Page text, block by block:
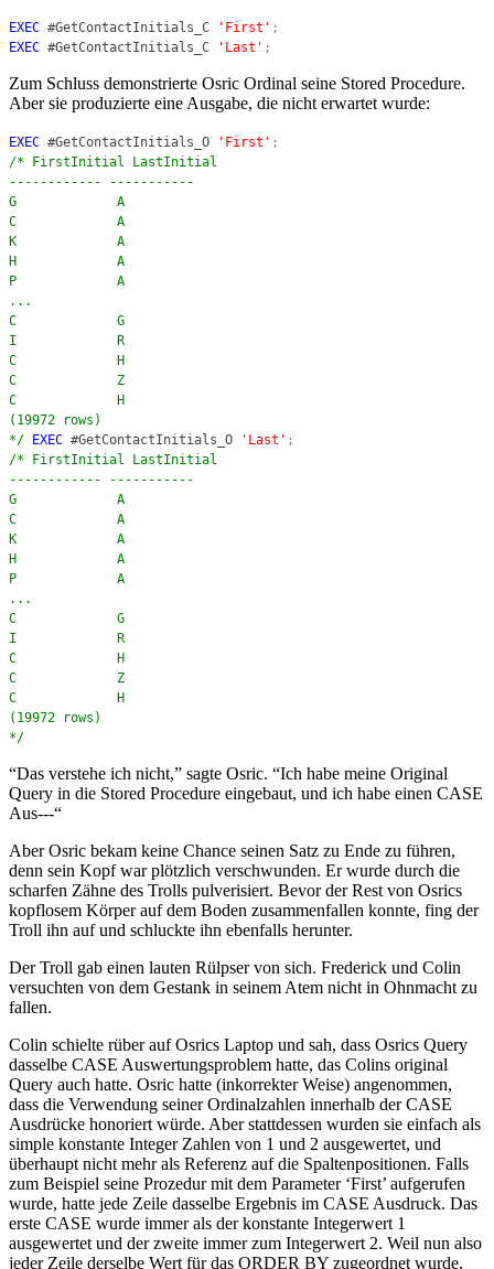
EXEC #GetContactInitials_C 'First' ;
EXEC #GetContactInitials_C 'Last' ;
Zum Schluss demonstrierte Osric Ordinal seine Stored Procedure.
Aber sie produzierte eine Ausgabe, die nicht erwartet wurde:
EXEC #GetContactInitials_O 'First' ;
/* FirstInitial LastInitial
------------ -----------
G A
C A
K A
H A
P A
...
C G
I R
C H
C Z
C H
(19972 rows)
*/
EXEC #GetContactInitials_O 'Last' ;
/* FirstInitial LastInitial
------------ -----------
G A
C A
K A
H A
P A
...
C G
I R
C H
C Z
C H
(19972 rows)
*/
“Das verstehe ich nicht,” sagte Osric. “Ich habe meine Original
Query in die Stored Procedure eingebaut, und ich habe einen CASE
Aus---“
Aber Osric bekam keine Chance seinen Satz zu Ende zu führen,
denn sein Kopf war plötzlich verschwunden. Er wurde durch die
scharfen Zähne des Trolls pulverisiert. Bevor der Rest von Osrics
kopflosem Körper auf dem Boden zusammenfallen konnte, fing der
Troll ihn auf und schluckte ihn ebenfalls herunter.
Der Troll gab einen lauten Rülpser von sich. Frederick und Colin
versuchten von dem Gestank in seinem Atem nicht in Ohnmacht zu
fallen.
Colin schielte rüber auf Osrics Laptop und sah, dass Osrics Query
dasselbe CASE Auswertungsproblem hatte, das Colins original
Query auch hatte. Osric hatte (inkorrekter Weise) angenommen,
dass die Verwendung seiner Ordinalzahlen innerhalb der CASE
Ausdrücke honoriert würde. Aber stattdessen wurden sie einfach als
simple konstante Integer Zahlen von 1 und 2 ausgewertet, und
überhaupt nicht mehr als Referenz auf die Spaltenpositionen. Falls
zum Beispiel seine Prozedur mit dem Parameter ‘First’ aufgerufen
wurde, hatte jede Zeile dasselbe Ergebnis im CASE Ausdruck. Das
erste CASE wurde immer als der konstante Integerwert 1
ausgewertet und der zweite immer zum Integerwert 2. Weil nun also
jeder Zeile derselbe Wert für das ORDER BY zugeordnet wurde,